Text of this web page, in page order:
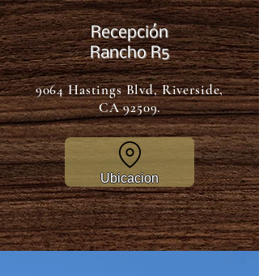
Recepción
Rancho R5
9064 Hastings Blvd, Riverside,
CA 92509.
Ubicacion